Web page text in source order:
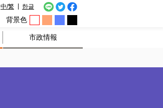
中/繁 한글
背景色
市政情報